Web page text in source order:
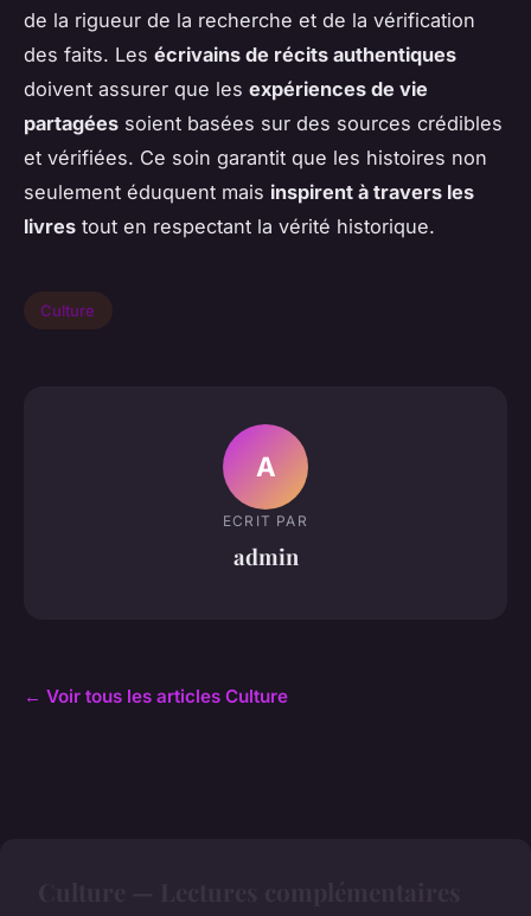
de la rigueur de la recherche et de la vérification
des faits. Les écrivains de récits authentiques
doivent assurer que les expériences de vie
partagées soient basées sur des sources crédibles
et vérifiées. Ce soin garantit que les histoires non
seulement éduquent mais inspirent à travers les
livres tout en respectant la vérité historique.
Culture
A
ECRIT PAR
admin
← Voir tous les articles Culture